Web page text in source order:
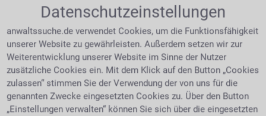
sich auf kommendes Ungemach gezielt vorbereiten
zu können. Nicht nur drohende Prozesse machen
einen Rechtsbeistand notwendig, auch die
Formulierung wichtiger Schriftstücke können seine
Hilfe notwendig machen. Rechtsfehler können mit
seiner Hilfe ausgeschlossen werden.
Akteneinsicht
Datenschutzeinstellungen
anwaltssuche.de verwendet Cookies, um die Funktionsfähigkeit
unserer Website zu gewährleisten. Außerdem setzen wir zur
Weiterentwicklung unserer Website im Sinne der Nutzer
zusätzliche Cookies ein. Mit dem Klick auf den Button „Cookies
zulassen“ stimmen Sie der Verwendung der von uns für die
genannten Zwecke eingesetzten Cookies zu. Über den Button
„Einstellungen verwalten“ können Sie sich über die eingesetzten